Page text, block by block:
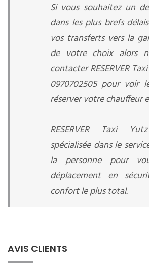
Si vous souhaitez un
dans les plus brefs
vos transferts vers la
de votre choix alors
contacter RESERVER
0970702505 pour voir
réserver votre chauffeur
RESERVER Taxi
spécialisée dans le
la personne pour
déplacement en
confort le plus total.
AVIS CLIENTS